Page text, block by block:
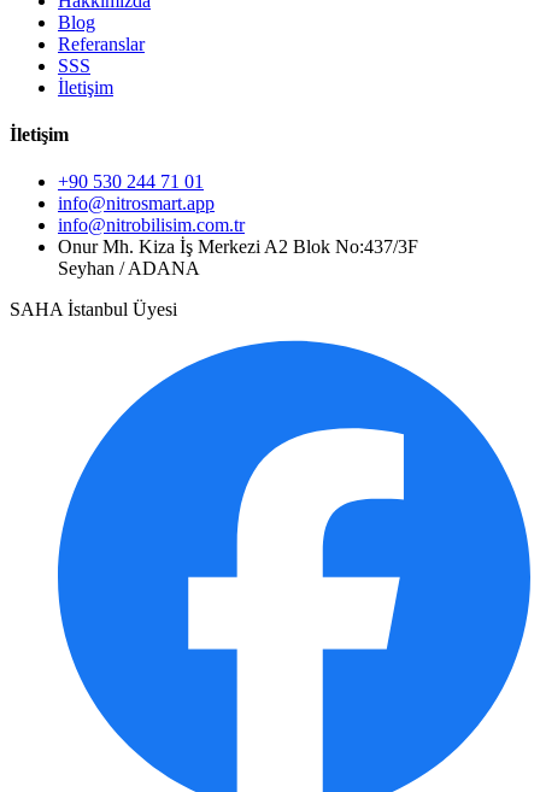
Blog
Referanslar
SSS
İletişim
İletişim
+90 530 244 71 01
info@nitrosmart.app
info@nitrobilisim.com.tr
Onur Mh. Kiza İş Merkezi A2 Blok No:437/3F
Seyhan / ADANA
SAHA İstanbul Üyesi